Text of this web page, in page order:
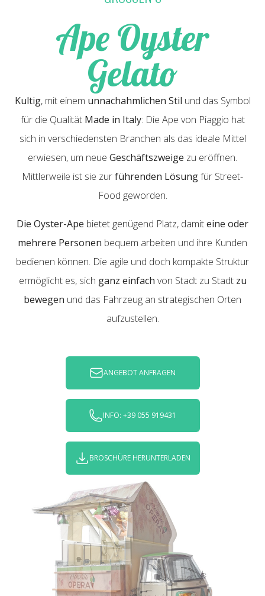
Ape Oyster
Gelato
Kultig, mit einem unnachahmlichen Stil und das Symbol
für die Qualität Made in Italy: Die Ape von Piaggio hat
sich in verschiedensten Branchen als das ideale Mittel
erwiesen, um neue Geschäftszweige zu eröffnen.
Mittlerweile ist sie zurführenden Lösungfür Street-
Food geworden.
Die Oyster-Ape bietet genügend Platz, damiteine oder
mehrere Personen bequem arbeiten und ihre Kunden
bedienen können. Die agile und doch kompakte Struktur
ermöglicht es, sich ganz einfach von Stadt zu Stadt zu
bewegen und das Fahrzeug an strategischen Orten
aufzustellen.
ANGEBOT ANFRAGEN
INFO: +39 055 919431
BROSCHÜRE HERUNTERLADEN